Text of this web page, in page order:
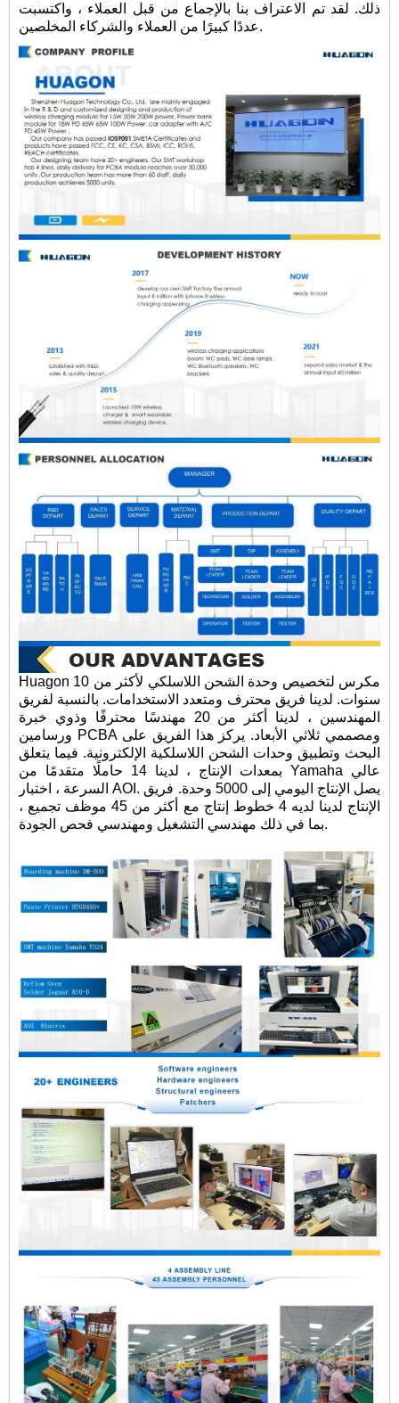
ذلك. لقد تم الاعتراف بنا بالإجماع من قبل العملاء ، واكتسبت
عددًا كبيرًا من العملاء والشركاء المخلصين.
Huagon مكرس لتخصيص وحدة الشحن اللاسلكي لأكثر من 10
سنوات. لدينا فريق محترف ومتعدد الاستخدامات. بالنسبة لفريق
المهندسين ، لدينا أكثر من 20 مهندسًا محترفًا وذوي خبرة
ورسامين PCBA ومصممي ثلاثي الأبعاد. يركز هذا الفريق على
البحث وتطبيق وحدات الشحن اللاسلكية الإلكترونية. فيما يتعلق
بمعدات الإنتاج ، لدينا 14 حاملًا متقدمًا من Yamaha عالي
السرعة ، اختبار AOI. يصل الإنتاج اليومي إلى 5000 وحدة. فريق
الإنتاج لدينا لديه 4 خطوط إنتاج مع أكثر من 45 موظف تجميع ،
بما في ذلك مهندسي التشغيل ومهندسي فحص الجودة.